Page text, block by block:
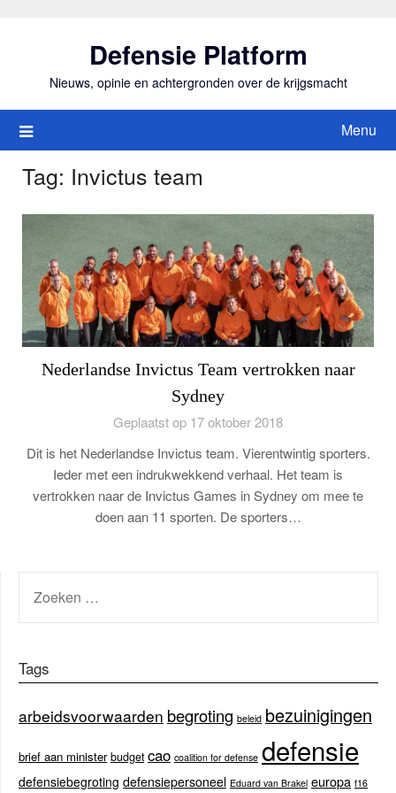
Defensie Platform
Nieuws, opinie en achtergronden over de krijgsmacht
Menu
Tag: Invictus team
Nederlandse Invictus Team vertrokken naar
Sydney
Geplaatst op 17 oktober 2018
Dit is het Nederlandse Invictus team. Vierentwintig sporters.
Ieder met een indrukwekkend verhaal. Het team is
vertrokken naar de Invictus Games in Sydney om mee te
doen aan 11 sporten. De sporters…
NAAR:
Tags
arbeidsvoorwaarden begroting beleid bezuinigingen
brief aan minister budget cao coalition for defense defensie
defensiebegroting defensiepersoneel Eduard van Brakel europa f16